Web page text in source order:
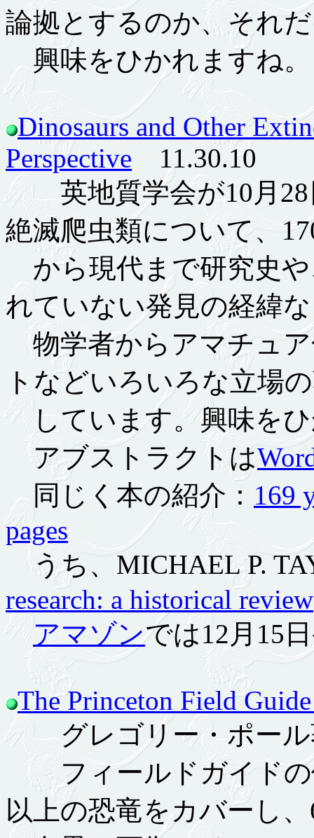
論拠とするのか、それ
興味をひかれますね。
Dinosaurs and Other
Perspective 11.30.10
英地質学会が10月28
絶滅爬虫類について、
から現代まで研究史
れていない発見の経緯
物学者からアマチュ
トなどいろいろな立場
しています。興味をひ
アブストラクトは
同じく本の紹介： 169
pages
うち、MICHAEL P.
research: a historical review
アマゾンでは12月15
The Princeton Field
グレゴリー・ポール
フィールドガイドの
以上の恐竜をカバーし